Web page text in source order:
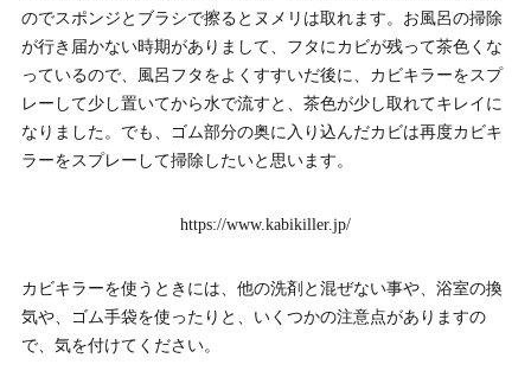
のでスポンジとブラシで擦るとヌメリは取れます。お風呂の掃除
が行き届かない時期がありまして、フタにカビが残って茶色くな
っているので、風呂フタをよくすすいだ後に、カビキラーをスプ
レーして少し置いてから水で流すと、茶色が少し取れてキレイに
なりました。でも、ゴム部分の奥に入り込んだカビは再度カビキ
ラーをスプレーして掃除したいと思います。
https://www.kabikiller.jp/
カビキラーを使うときには、他の洗剤と混ぜない事や、浴室の換
気や、ゴム手袋を使ったりと、いくつかの注意点がありますの
で、気を付けてください。